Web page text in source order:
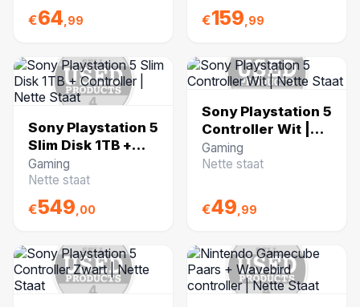
€64 ,99 €159 ,99
Sony Playstation 5
Slim Disk 1TB +
Controller | Nette
Staat
Gaming
Nette staat
€549 ,00
Sony Playstation 5
Controller Wit |
Nette Staat
Gaming
Nette staat
€49 ,99